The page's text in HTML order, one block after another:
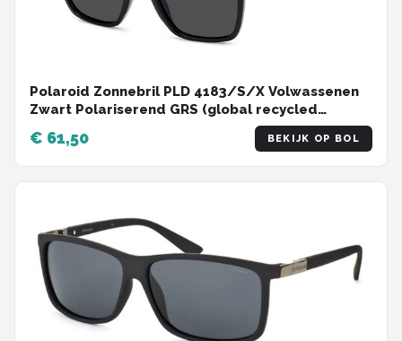
Polaroid Zonnebril PLD 4183/S/X Volwassenen
Zwart Polariserend GRS (global recycled
€ 61,50 BEKIJK OP BOL